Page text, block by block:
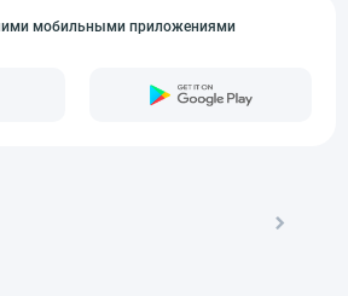
мобильными приложениями